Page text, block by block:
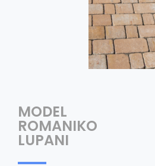
MODEL
ROMANIKO
LUPANI